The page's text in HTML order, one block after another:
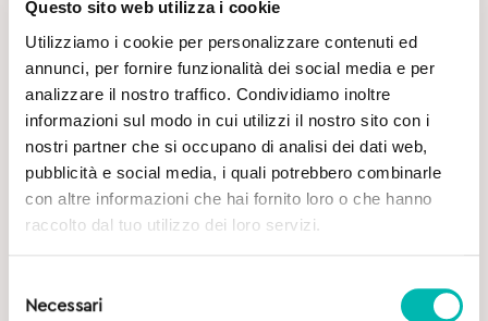
Questo sito web utilizza i cookie
Utilizziamo i cookie per personalizzare contenuti ed
annunci, per fornire funzionalità dei social media e per
analizzare il nostro traffico. Condividiamo inoltre
informazioni sul modo in cui utilizzi il nostro sito con i
nostri partner che si occupano di analisi dei dati web,
pubblicità e social media, i quali potrebbero combinarle
con altre informazioni che hai fornito loro o che hanno
raccolto dal tuo utilizzo dei loro servizi.
delNecessari
Potrebbe Interessarti